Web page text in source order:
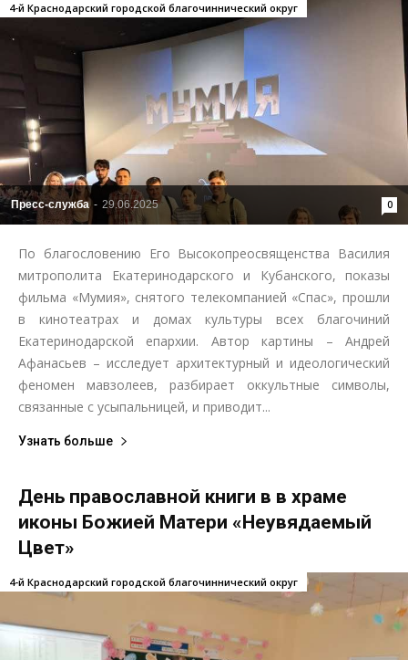
Пресс-служба - 29.06.2025 0
4-й Краснодарский городской благочиннический округ
По благословению Его Высокопреосвященства Василия
митрополита Екатеринодарского и Кубанского, показы
фильма «Мумия», снятого телекомпанией «Спас», прошли
в кинотеатрах и домах культуры всех благочиний
Екатеринодарской епархии. Автор картины – Андрей
Афанасьев – исследует архитектурный и идеологический
феномен мавзолеев, разбирает оккультные символы,
связанные с усыпальницей, и приводит...
Узнать больше
День православной книги в в храме
иконы Божией Матери «Неувядаемый
Цвет»
4-й Краснодарский городской благочиннический округ